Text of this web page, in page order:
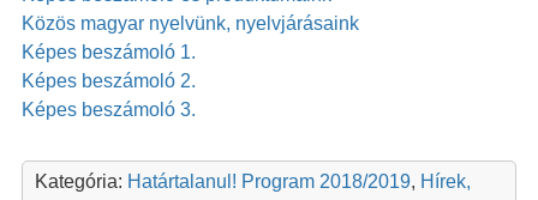
Közös magyar nyelvünk, nyelvjárásaink
Képes beszámoló 1.
Képes beszámoló 2.
Képes beszámoló 3.
Kategória: Határtalanul! Program 2018/2019, Hírek,